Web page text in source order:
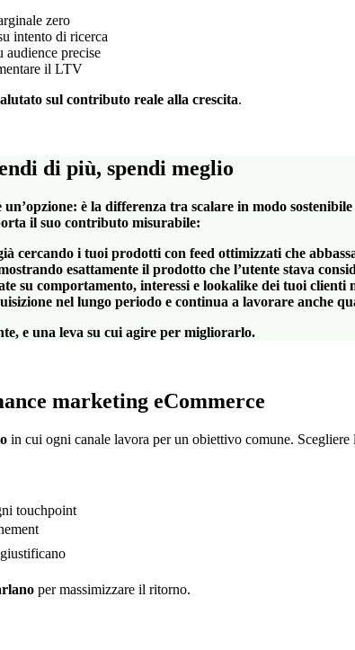
zero
intento di ricerca
audience precise
il LTV
sul contributo reale alla crescita.
di più, spendi meglio
è la differenza tra scalare in modo
il suo contributo misurabile:
cercando i tuoi prodotti con feed ottimizzati che
esattamente il prodotto che l’utente stava
su comportamento, interessi e lookalike dei tuoi
nel lungo periodo e continua a lavorare anche
e una leva su cui agire per migliorarlo.
marketing eCommerce
in cui ogni canale lavora per un obiettivo comune. Scegliere
touchpoint
per massimizzare il ritorno.